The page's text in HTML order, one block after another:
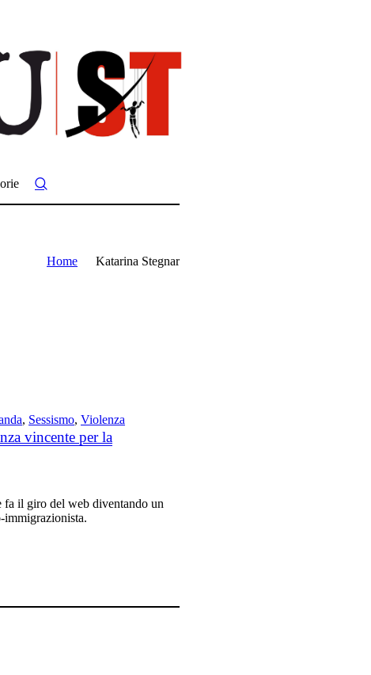
Home Katarina Stegnar
, Sessismo,Violenza
vincente per la
fa il giro del web diventando un
immigrazionista.